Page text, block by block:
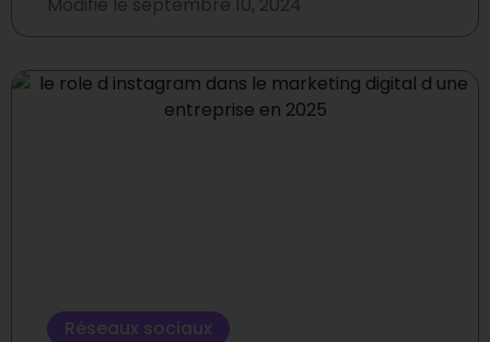
Réseaux sociaux